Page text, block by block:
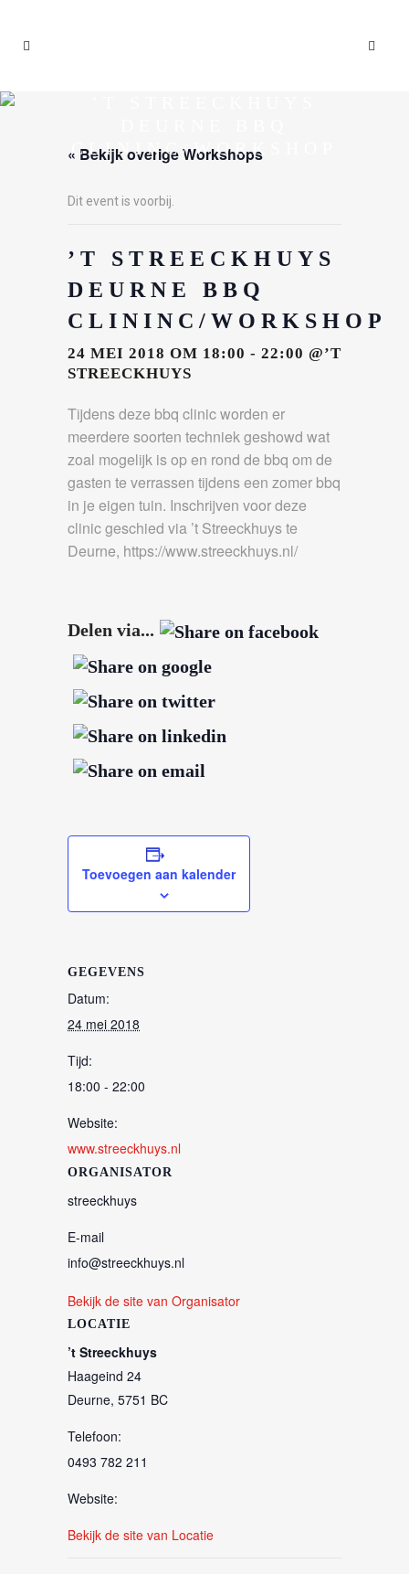
CLININC/WORKSHOP
« Bekijk overige Workshops
Dit event is voorbij.
’T STREECKHUYS
DEURNE BBQ
CLININC/WORKSHOP
24 MEI 2018 OM 18:00 - 22:00 @’T
STREECKHUYS
Tijdens deze bbq clinic worden er
meerdere soorten techniek geshowd wat
zoal mogelijk is op en rond de bbq om de
gasten te verrassen tijdens een zomer bbq
in je eigen tuin. Inschrijven voor deze
clinic geschied via ’t Streeckhuys te
Deurne, https://www.streeckhuys.nl/
Delen via...
Toevoegen aan kalender
GEGEVENS
Datum:
24 mei 2018
Tijd:
18:00 - 22:00
Website:
www.streeckhuys.nl
LOCATIE
’t Streeckhuys
Haageind 24
Deurne, 5751 BC
Telefoon:
0493 782 211
Website:
Bekijk de site van Locatie
ORGANISATOR
streeckhuys
E-mail
info@streeckhuys.nl
Bekijk de site van Organisator